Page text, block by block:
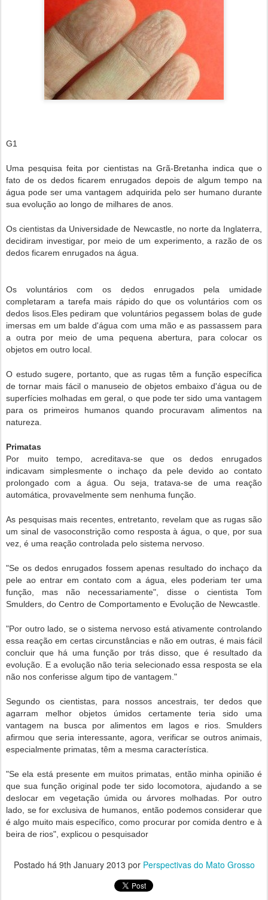
G1
Uma pesquisa feita por cientistas na Grã-Bretanha indica que o
fato de os dedos ficarem enrugados depois de algum tempo na
água pode ser uma vantagem adquirida pelo ser humano durante
sua evolução ao longo de milhares de anos.
Os cientistas da Universidade de Newcastle, no norte da Inglaterra,
decidiram investigar, por meio de um experimento, a razão de os
dedos ficarem enrugados na água.
Os voluntários com os dedos enrugados pela umidade
completaram a tarefa mais rápido do que os voluntários com os
dedos lisos. Eles pediram que voluntários pegassem bolas de gude
imersas em um balde d'água com uma mão e as passassem para
a outra por meio de uma pequena abertura, para colocar os
objetos em outro local.
O estudo sugere, portanto, que as rugas têm a função específica
de tornar mais fácil o manuseio de objetos embaixo d'água ou de
superfícies molhadas em geral, o que pode ter sido uma vantagem
para os primeiros humanos quando procuravam alimentos na
natureza.
Primatas
Por muito tempo, acreditava-se que os dedos enrugados
indicavam simplesmente o inchaço da pele devido ao contato
prolongado com a água. Ou seja, tratava-se de uma reação
automática, provavelmente sem nenhuma função.
As pesquisas mais recentes, entretanto, revelam que as rugas são
um sinal de vasoconstrição como resposta à água, o que, por sua
vez, é uma reação controlada pelo sistema nervoso.
"Se os dedos enrugados fossem apenas resultado do inchaço da
pele ao entrar em contato com a água, eles poderiam ter uma
função, mas não necessariamente", disse o cientista Tom
Smulders, do Centro de Comportamento e Evolução de Newcastle.
"Por outro lado, se o sistema nervoso está ativamente controlando
essa reação em certas circunstâncias e não em outras, é mais fácil
concluir que há uma função por trás disso, que é resultado da
evolução. E a evolução não teria selecionado essa resposta se ela
não nos conferisse algum tipo de vantagem."
Segundo os cientistas, para nossos ancestrais, ter dedos que
agarram melhor objetos úmidos certamente teria sido uma
vantagem na busca por alimentos em lagos e rios. Smulders
afirmou que seria interessante, agora, verificar se outros animais,
especialmente primatas, têm a mesma característica.
"Se ela está presente em muitos primatas, então minha opinião é
que sua função original pode ter sido locomotora, ajudando a se
deslocar em vegetação úmida ou árvores molhadas. Por outro
lado, se for exclusiva de humanos, então podemos considerar que
é algo muito mais específico, como procurar por comida dentro e à
beira de rios", explicou o pesquisador
Postado há 9th January 2013 por Perspectivas do Mato Grosso